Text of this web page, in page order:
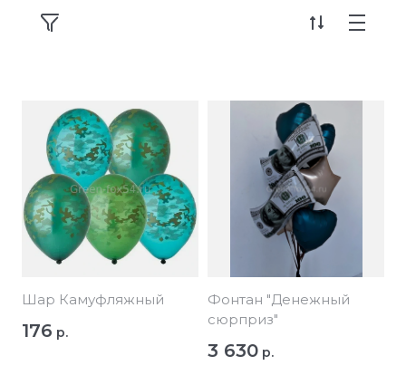
нашими воздушными шарами! 🎈🎖️💥
Шар Камуфляжный
176 р.
Фонтан "Денежный
сюрприз"
3 630 р.